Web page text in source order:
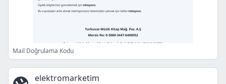
Mail Doğrulama Kodu
elektromarketim